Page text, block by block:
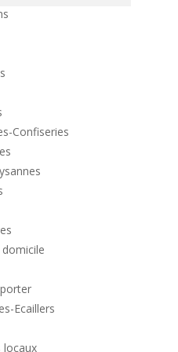
Confiseries
Ecaillers
locaux